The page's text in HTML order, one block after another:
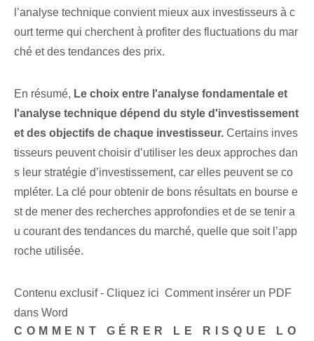
l’analyse technique convient mieux aux investisseurs à c
ourt terme qui cherchent à profiter des fluctuations du mar
ché et des tendances des prix.
En résumé, Le choix entre l'analyse fondamentale et
l'analyse technique dépend du style d'investissement
et des objectifs de chaque investisseur. Certains inves
tisseurs peuvent choisir d’utiliser les deux approches dan
s leur stratégie d’investissement, car elles peuvent se co
mpléter. La clé pour obtenir de bons résultats en bourse e
st de mener des recherches approfondies et de se tenir a
u courant des tendances du marché, quelle que soit l’app
roche utilisée.
Contenu exclusif - Cliquez ici Comment insérer un PDF
dans Word
COMMENT GÉRER LE RISQUE LO